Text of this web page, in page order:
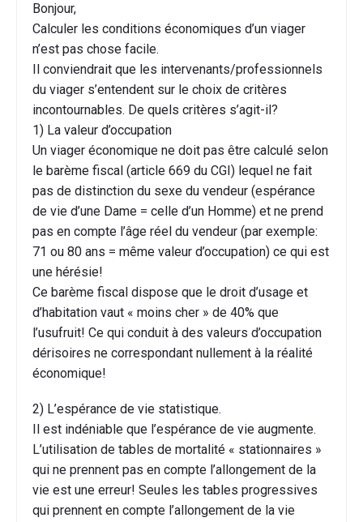
Bonjour,
Calculer les conditions économiques d’un viager
n’est pas chose facile.
Il conviendrait que les intervenants/professionnels
du viager s’entendent sur le choix de critères
incontournables. De quels critères s’agit-il?
1) La valeur d’occupation
Un viager économique ne doit pas être calculé selon
le barème fiscal (article 669 du CGI) lequel ne fait
pas de distinction du sexe du vendeur (espérance
de vie d’une Dame = celle d’un Homme) et ne prend
pas en compte l’âge réel du vendeur (par exemple:
71 ou 80 ans = même valeur d’occupation) ce qui est
une hérésie!
Ce barème fiscal dispose que le droit d’usage et
d’habitation vaut « moins cher » de 40% que
l’usufruit! Ce qui conduit à des valeurs d’occupation
dérisoires ne correspondant nullement à la réalité
économique!
2) L’espérance de vie statistique.
Il est indéniable que l’espérance de vie augmente.
L’utilisation de tables de mortalité « stationnaires »
qui ne prennent pas en compte l’allongement de la
vie est une erreur! Seules les tables progressives
qui prennent en compte l’allongement de la vie